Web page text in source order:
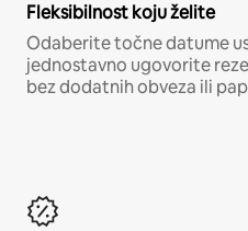
Fleksibilnost koju želite
Odaberite točne datume
jednostavno ugovorite
bez dodatnih obveza ili